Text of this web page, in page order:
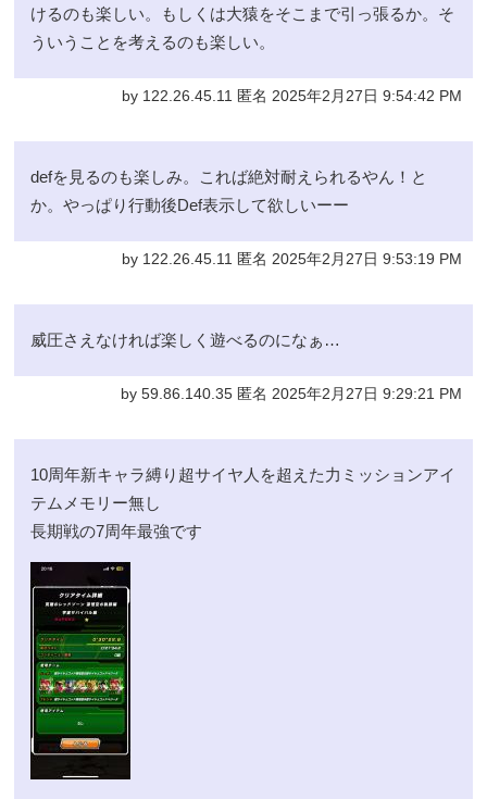
けるのも楽しい。もしくは大猿をそこまで引っ張るか。そ
ういうことを考えるのも楽しい。
by 122.26.45.11 匿名 2025年2月27日 9:54:42 PM
defを見るのも楽しみ。これば絶対耐えられるやん！と
か。やっぱり行動後Def表示して欲しいーー
by 122.26.45.11 匿名 2025年2月27日 9:53:19 PM
威圧さえなければ楽しく遊べるのになぁ…
by 59.86.140.35 匿名 2025年2月27日 9:29:21 PM
10周年新キャラ縛り超サイヤ人を超えた力ミッションアイ
テムメモリー無し
長期戦の7周年最強です